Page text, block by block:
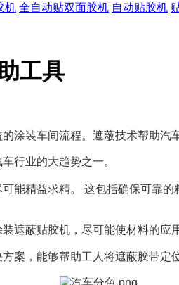
机 全自动贴双面胶机 自动贴胶机
工具
涂装车间流程。 遮蔽技术帮助汽
行业的大趋势之一。
能精益求精。 这包括确保可靠
遮蔽贴胶机，尽可能使材料的应
案，能够帮助工人将遮蔽胶带定